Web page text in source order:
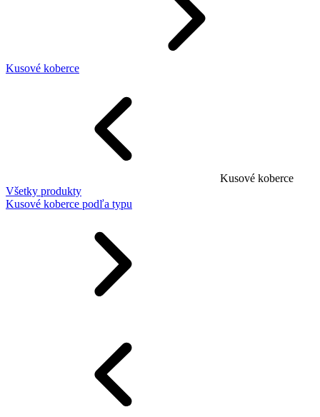
Kusové koberce
Kusové koberce
Všetky produkty
Kusové koberce podľa typu